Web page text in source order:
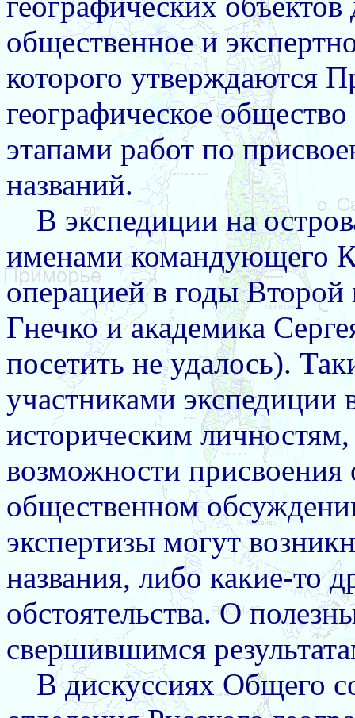
общественное и
которого утверждаются
географическое
этапами работ по
названий.
В экспедиции на
именами командующего
операцией в годы
Гнечко и академика
посетить не удалось).
участниками экспедиции
историческим
возможности
общественном
экспертизы могут
названия, либо какие-то
обстоятельства. О
свершившимся
В дискуссиях Общего